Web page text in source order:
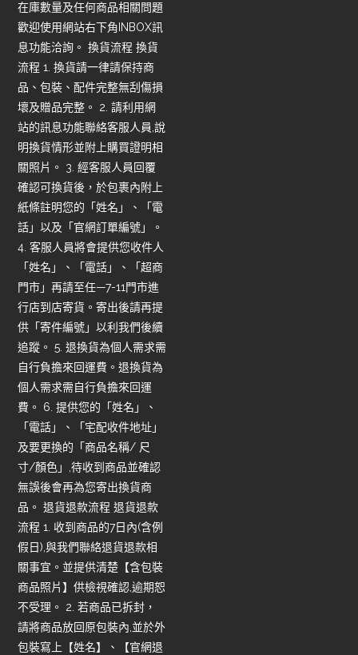
在庫數量及任何商品相關問題
歡迎使用網站右下角INBOX訊
息功能洽詢。 換貨流程 換貨
流程 1. 換貨請一律請保持商
品、包裝、配件完整無刮傷損
壞及贈品完整。 2. 請利用網
站的訊息功能聯絡客服人員,說
明換貨情形並附上購買證明相
關照片。 3. 經客服人員回覆
確認可換貨後，於包裹內附上
紙條註明您的「姓名」、「電
話」以及「官網訂單編號」。
4. 客服人員將會提供您收件人
「姓名」、「電話」、「超商
門市」再請至任—7-11門市進
行店到店寄貨。寄出後請再提
供「寄件編號」以利我們後續
追蹤。 5. 退換貨為個人需求需
自行負擔來回運費。退換貨為
個人需求需自行負擔來回運
費。 6. 提供您的「姓名」、
「電話」、「宅配收件地址」
及要更換的「商品名稱/ 尺
寸/顏色」,待收到商品並確認
無誤後會再為您寄出換貨商
品。 退貨退款流程 退貨退款
流程 1. 收到商品的7日內(含例
假日),與我們聯絡退貨退款相
關事宜。並提供清楚【含包裝
商品照片】供檢視確認,逾期恕
不受理。 2. 若商品已拆封，
請將商品放回原包裝內,並於外
包裝寫上【姓名】、【官網退